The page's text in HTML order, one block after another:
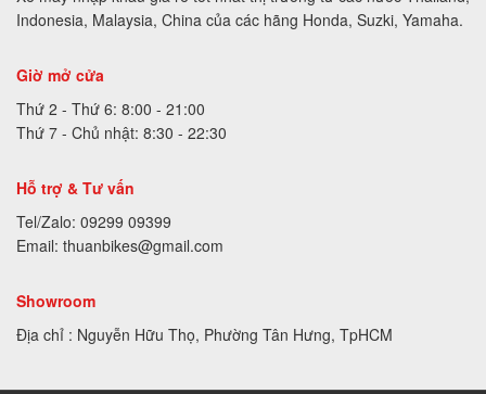
Indonesia, Malaysia, China của các hãng Honda, Suzki, Yamaha.
Giờ mở cửa
Thứ 2 - Thứ 6: 8:00 - 21:00
Thứ 7 - Chủ nhật: 8:30 - 22:30
Hỗ trợ & Tư vấn
Tel/Zalo: 09299 09399
Email: thuanbikes@gmail.com
Showroom
Địa chỉ : Nguyễn Hữu Thọ, Phường Tân Hưng, TpHCM